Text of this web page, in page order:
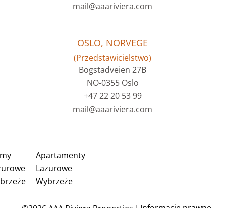
mail@aaariviera.com
OSLO, NORVEGE
(Przedstawicielstwo)
Bogstadveien 27B
NO-0355 Oslo
+47 22 20 53 99
mail@aaariviera.com
Apartamenty
Lazurowe
Wybrzeże